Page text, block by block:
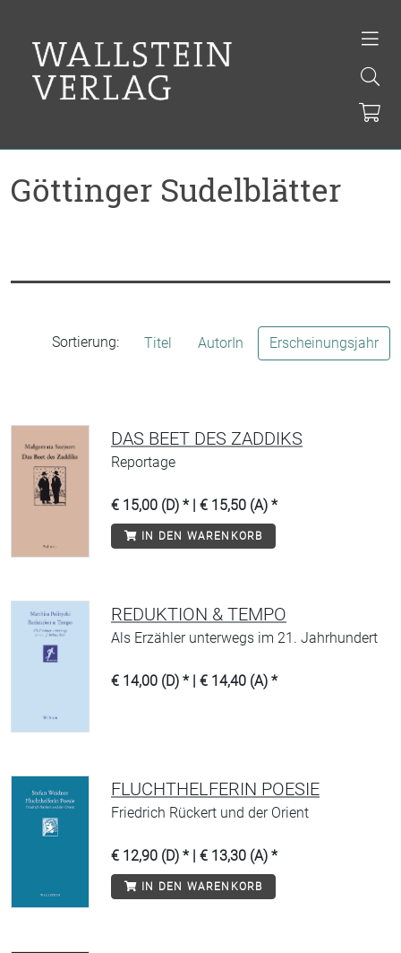
Göttinger Sudelblätter
Sortierung: Titel AutorIn Erscheinungsjahr
DAS BEET DES ZADDIKS
Reportage
€ 15,00 (D) * | € 15,50 (A) *
IN DEN WARENKORB
REDUKTION & TEMPO
Als Erzähler unterwegs im 21. Jahrhundert
€ 14,00 (D) * | € 14,40 (A) *
FLUCHTHELFERIN POESIE
Friedrich Rückert und der Orient
€ 12,90 (D) * | € 13,30 (A) *
IN DEN WARENKORB